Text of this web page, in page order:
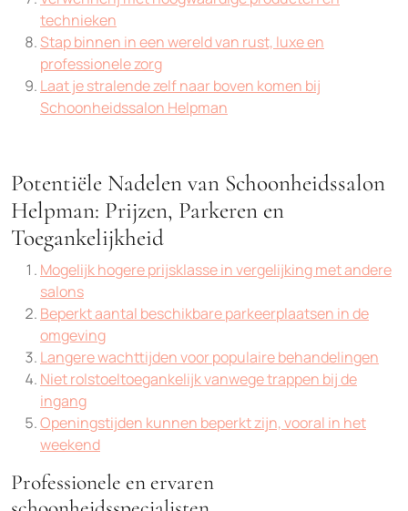
technieken
Stap binnen in een wereld van rust, luxe en
professionele zorg
Laat je stralende zelf naar boven komen bij
Schoonheidssalon Helpman
Potentiële Nadelen van Schoonheidssalon
Helpman: Prijzen, Parkeren en
Toegankelijkheid
Mogelijk hogere prijsklasse in vergelijking met andere
salons
Beperkt aantal beschikbare parkeerplaatsen in de
omgeving
Langere wachttijden voor populaire behandelingen
Niet rolstoeltoegankelijk vanwege trappen bij de
ingang
Openingstijden kunnen beperkt zijn, vooral in het
weekend
Professionele en ervaren